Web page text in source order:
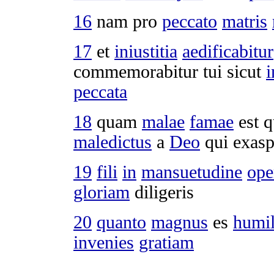
16 nam pro peccato matris
17 et iniustitia aedificabitur
commemorabitur tui sicut
peccata
18 quam malae famae est
maledictus a Deo qui
19 fili in mansuetudine
gloriam diligeris
20 quanto magnus es
invenies gratiam